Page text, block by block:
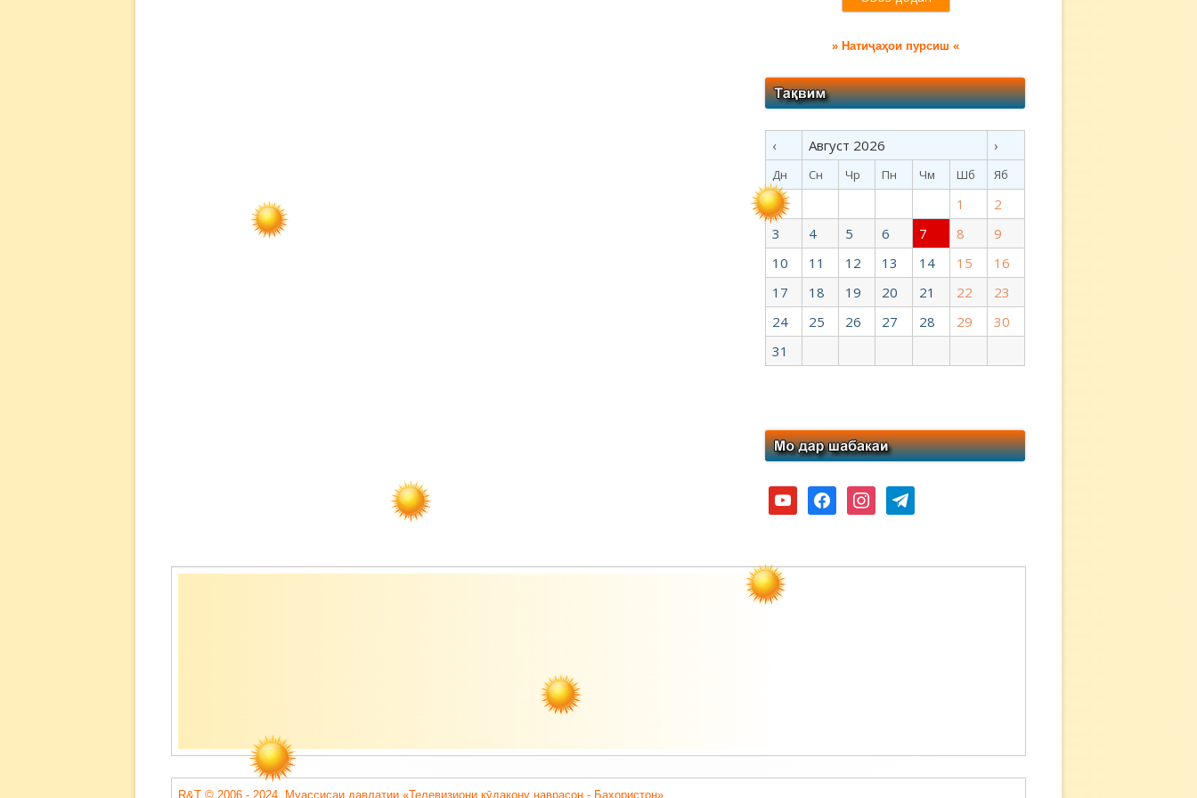
» Натиҷаҳои пурсиш «
‹ Август 2026 ›
Дн Сн Чр Пн Чм Шб Яб
1
2
3
4 5 6 7 8
9
10
11 12 13 14 15
16
17
18 19 20 21 22
23
24
25 26 27 28 29
30
31
youtubefacebookinstagramtelegram
Содержимое
R&T © 2006 - 2024. Муассисаи давлатии «Телевизиони кӯдакону наврасон - Баҳористон».